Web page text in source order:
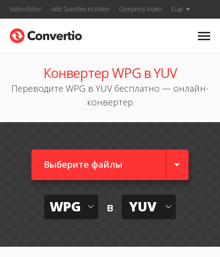
Video Editor Add Subtitles to Video Compress Video Ещё
Конвертер WPG в YUV
Переводите WPG в YUV бесплатно — онлайн-
конвертер
Выберите файлы
WPG в YUV